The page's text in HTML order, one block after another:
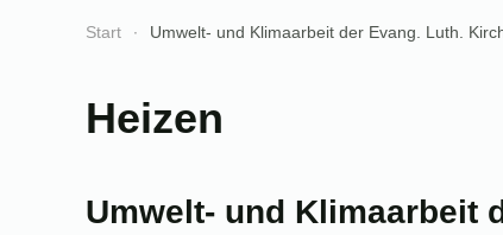
Start Umwelt- und Klimaarbeit der Evang. Luth.
Heizen
Umwelt- und Klimaarbeit